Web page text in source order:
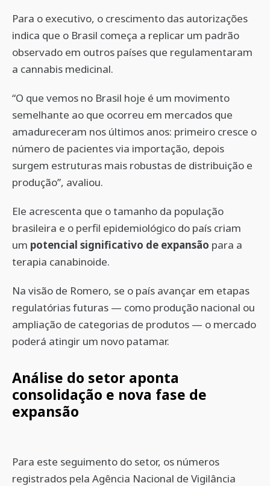
Para o executivo, o crescimento das autorizações
indica que o Brasil começa a replicar um padrão
observado em outros países que regulamentaram
a cannabis medicinal.
“O que vemos no Brasil hoje é um movimento
semelhante ao que ocorreu em mercados que
amadureceram nos últimos anos: primeiro cresce o
número de pacientes via importação, depois
surgem estruturas mais robustas de distribuição e
produção”, avaliou.
Ele acrescenta que o tamanho da população
brasileira e o perfil epidemiológico do país criam
um potencial significativo de expansão para a
terapia canabinoide.
Na visão de Romero, se o país avançar em etapas
regulatórias futuras — como produção nacional ou
ampliação de categorias de produtos — o mercado
poderá atingir um novo patamar.
Análise do setor aponta
consolidação e nova fase de
expansão
Para este seguimento do setor, os números
registrados pela Agência Nacional de Vigilância